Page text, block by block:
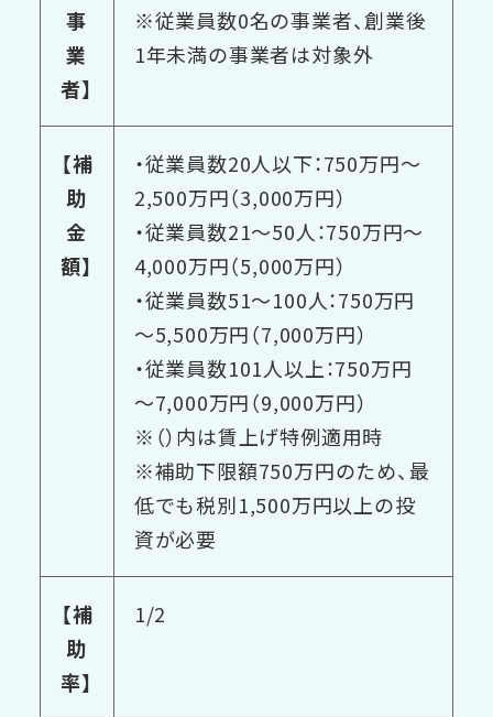
事
業
者】
※従業員数0名の事業者、創業後
1年未満の事業者は対象外
【補
助
金
額】
・従業員数20人以下：750万円～
2,500万円（3,000万円）
・従業員数21～50人：750万円～
4,000万円（5,000万円）
・従業員数51～100人：750万円
～5,500万円（7,000万円）
・従業員数101人以上：750万円
～7,000万円（9,000万円）
※（）内は賃上げ特例適用時
※補助下限額750万円のため、最
低でも税別1,500万円以上の投
資が必要
【補
助
率】
1/2